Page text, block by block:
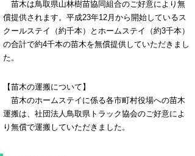
苗木は鳥取県山林樹苗協同組合のご好意により無
償提供されます。平成23年12月から開始しているス
クールステイ（約千本）とホームステイ（約3千本）
の合計で約4千本の苗木を無償提供していただきまし
た。
【苗木の運搬について】
苗木のホームステイに係る各市町村役場への苗木
運搬は、社団法人鳥取県トラック協会のご好意によ
り無償で運搬していただきました。